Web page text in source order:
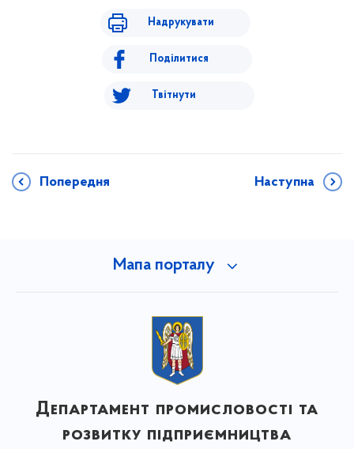
Надрукувати
Поділитися
Твітнути
Попередня Наступна
Мапа порталу
Департамент промисловості та
розвитку підприємництва